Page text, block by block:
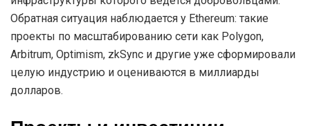
Обратная ситуация наблюдается у Ethereum: такие
проекты по масштабированию сети как Polygon,
Arbitrum, Optimism, zkSync и другие уже сформировали
целую индустрию и оцениваются в миллиарды
долларов.